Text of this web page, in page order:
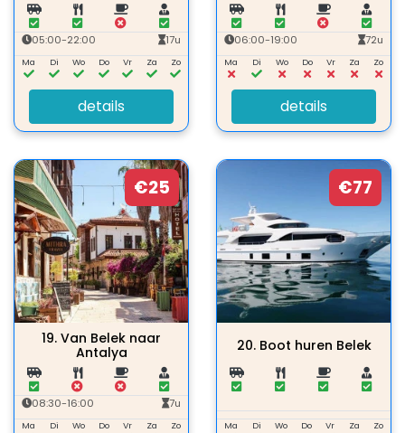
05:00-22:00 17u
Ma Di Wo Do Vr Za Zo
details
06:00-19:00 72u
Ma Di Wo Do Vr Za Zo
details
€25
19. Van Belek naar
Antalya
08:30-16:00 7u
Ma Di Wo Do Vr Za Zo
€77
20. Boot huren Belek
Ma Di Wo Do Vr Za Zo